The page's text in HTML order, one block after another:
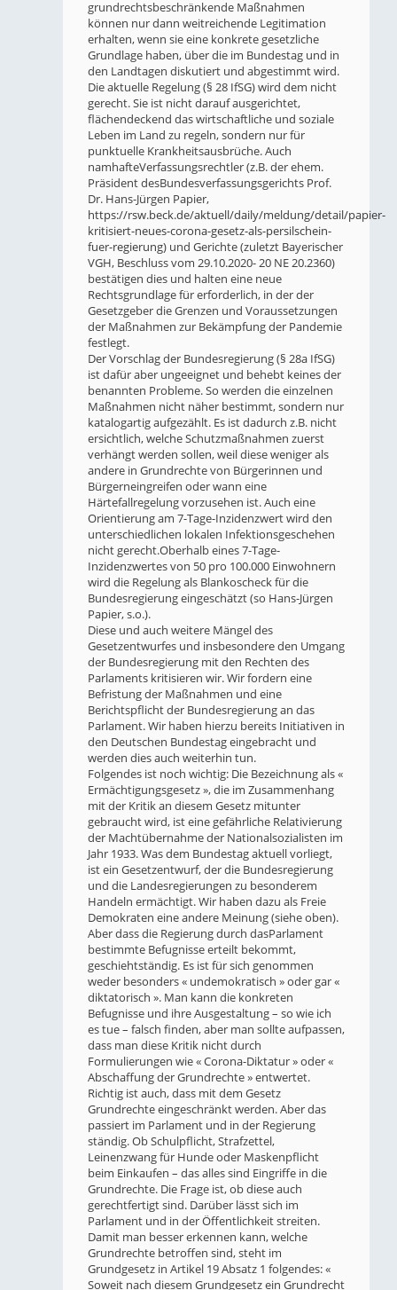
grundrechtsbeschränkende Maßnahmen
können nur dann weitreichende Legitimation
erhalten, wenn sie eine konkrete gesetzliche
Grundlage haben, über die im Bundestag und in
den Landtagen diskutiert und abgestimmt wird.
Die aktuelle Regelung (§ 28 IfSG) wird dem nicht
gerecht. Sie ist nicht darauf ausgerichtet,
flächendeckend das wirtschaftliche und soziale
Leben im Land zu regeln, sondern nur für
punktuelle Krankheitsausbrüche. Auch
namhafteVerfassungsrechtler (z.B. der ehem.
Präsident desBundesverfassungsgerichts Prof.
Dr. Hans-Jürgen Papier,
https://rsw.beck.de/aktuell/daily/meldung/detail/papier-
kritisiert-neues-corona-gesetz-als-persilschein-
fuer-regierung) und Gerichte (zuletzt Bayerischer
VGH, Beschluss vom 29.10.2020- 20 NE 20.2360)
bestätigen dies und halten eine neue
Rechtsgrundlage für erforderlich, in der der
Gesetzgeber die Grenzen und Voraussetzungen
der Maßnahmen zur Bekämpfung der Pandemie
festlegt.
Der Vorschlag der Bundesregierung (§ 28a IfSG)
ist dafür aber ungeeignet und behebt keines der
benannten Probleme. So werden die einzelnen
Maßnahmen nicht näher bestimmt, sondern nur
katalogartig aufgezählt. Es ist dadurch z.B. nicht
ersichtlich, welche Schutzmaßnahmen zuerst
verhängt werden sollen, weil diese weniger als
andere in Grundrechte von Bürgerinnen und
Bürgerneingreifen oder wann eine
Härtefallregelung vorzusehen ist. Auch eine
Orientierung am 7-Tage-Inzidenzwert wird den
unterschiedlichen lokalen Infektionsgeschehen
nicht gerecht.Oberhalb eines 7-Tage-
Inzidenzwertes von 50 pro 100.000 Einwohnern
wird die Regelung als Blankoscheck für die
Bundesregierung eingeschätzt (so Hans-Jürgen
Papier, s.o.).
Diese und auch weitere Mängel des
Gesetzentwurfes und insbesondere den Umgang
der Bundesregierung mit den Rechten des
Parlaments kritisieren wir. Wir fordern eine
Befristung der Maßnahmen und eine
Berichtspflicht der Bundesregierung an das
Parlament. Wir haben hierzu bereits Initiativen in
den Deutschen Bundestag eingebracht und
werden dies auch weiterhin tun.
Folgendes ist noch wichtig: Die Bezeichnung als «
Ermächtigungsgesetz », die im Zusammenhang
mit der Kritik an diesem Gesetz mitunter
gebraucht wird, ist eine gefährliche Relativierung
der Machtübernahme der Nationalsozialisten im
Jahr 1933. Was dem Bundestag aktuell vorliegt,
ist ein Gesetzentwurf, der die Bundesregierung
und die Landesregierungen zu besonderem
Handeln ermächtigt. Wir haben dazu als Freie
Demokraten eine andere Meinung (siehe oben).
Aber dass die Regierung durch dasParlament
bestimmte Befugnisse erteilt bekommt,
geschiehtständig. Es ist für sich genommen
weder besonders « undemokratisch » oder gar «
diktatorisch ». Man kann die konkreten
Befugnisse und ihre Ausgestaltung – so wie ich
es tue – falsch finden, aber man sollte aufpassen,
dass man diese Kritik nicht durch
Formulierungen wie « Corona-Diktatur » oder «
Abschaffung der Grundrechte » entwertet.
Richtig ist auch, dass mit dem Gesetz
Grundrechte eingeschränkt werden. Aber das
passiert im Parlament und in der Regierung
ständig. Ob Schulpflicht, Strafzettel,
Leinenzwang für Hunde oder Maskenpflicht
beim Einkaufen – das alles sind Eingriffe in die
Grundrechte. Die Frage ist, ob diese auch
gerechtfertigt sind. Darüber lässt sich im
Parlament und in der Öffentlichkeit streiten.
Damit man besser erkennen kann, welche
Grundrechte betroffen sind, steht im
Grundgesetz in Artikel 19 Absatz 1 folgendes: «
Soweit nach diesem Grundgesetz ein Grundrecht